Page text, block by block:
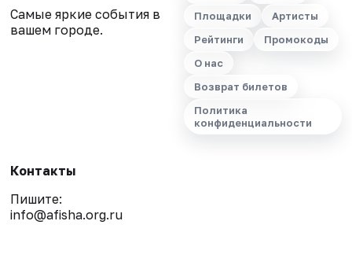
Самые яркие события в
вашем городе.
Площадки
Артисты
Рейтинги
Промокоды
О нас
Возврат билетов
Политика
конфиденциальности
Контакты
Пишите:
info@afisha.org.ru